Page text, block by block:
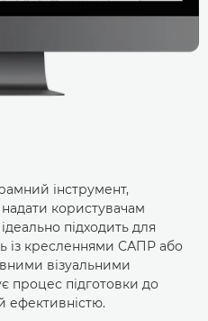
інструмент,
користувачам
підходить для
із кресленнями САПР або
візуальними
процес підготовки до
ефективністю.